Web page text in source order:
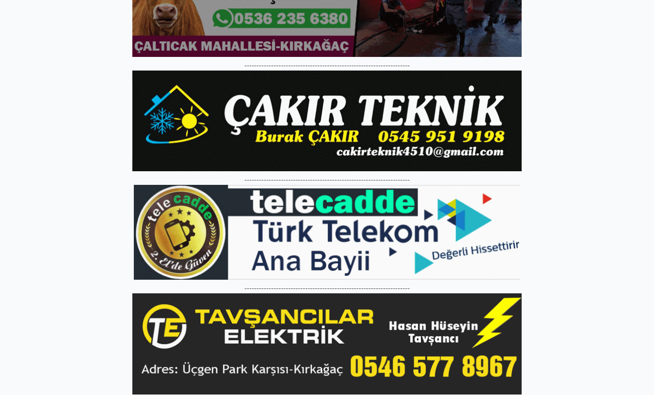
--------------------------------------------------------------------
--------------------------------------------------------------------
--------------------------------------------------------------------